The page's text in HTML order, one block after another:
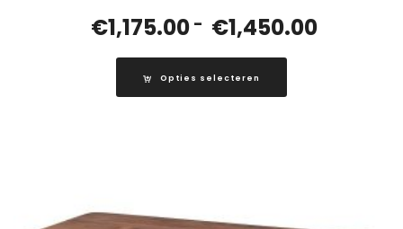
€1,175.00 - €1,450.00
Opties selecteren